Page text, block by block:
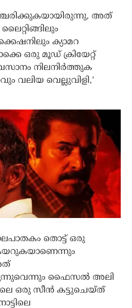
അത്
ക്യാമറ
ഒരു മൂഡ് ക്രിയേറ്റ്
നിലനിര്‍ത്തുക
വലിയ വെല്ലുവിളി,’
തൊട്ട് ഒരു
ഫൈസല്‍ അലി
ഒരു സീന്‍ കട്ടുചെയ്ത്